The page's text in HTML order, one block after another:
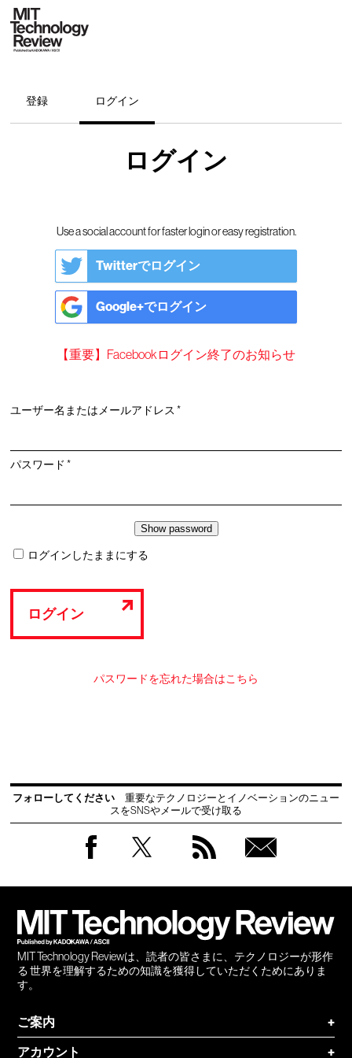
登録 ログイン
ログイン
Use a social account for faster login or easy registration.
Twitterでログイン
Google+でログイン
【重要】Facebookログイン終了のお知らせ
ユーザー名またはメールアドレス*必
パスワード*必
ログインしたままにする
ログイン
パスワードを忘れた場合はこちら
フォローしてください
重要なテクノロジーとイノベーションのニュー
スをSNSやメールで受け取る
MIT Technology Reviewは、読者の皆さまに、テクノロジーが形作
る 世界を理解するための知識を獲得していただくためにありま
す。
ご案内
+
アカウント
+